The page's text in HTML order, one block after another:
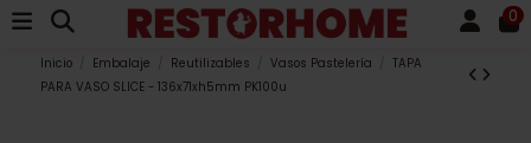
0
Inicio Embalaje Reutilizables Vasos Pastelería
TAPA
PARA VASO SLICE - 136x71xh5mm PK100u